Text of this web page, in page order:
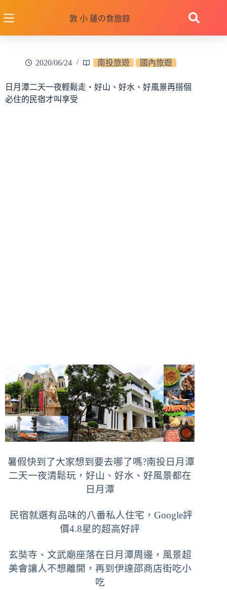
至
敦 小 蓮の食旅錄
2020/06/24 南投旅遊 國內旅遊
日月潭二天一夜輕鬆走‧好山、好水、好風景再搭個
必住的民宿才叫享受
暑假快到了大家想到要去哪了嗎?南投日月潭
二天一夜清鬆玩，好山、好水、好風景都在
日月潭
民宿就選有品味的八番私人住宅，Google評
價4.8星的超高好評
玄奘寺、文武廟座落在日月潭周邊，風景超
美會讓人不想離開，再到 伊達邵商店街吃小
吃